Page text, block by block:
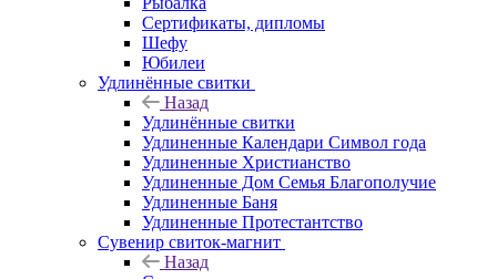
Сертификаты, дипломы
Шефу
Юбилеи
Удлинённые свитки
Назад
Удлинённые свитки
Удлиненные Календари Символ года
Удлиненные Христианство
Удлиненные Дом Семья Благополучие
Удлиненные Баня
Удлиненные Протестантство
Сувенир свиток-магнит
Назад